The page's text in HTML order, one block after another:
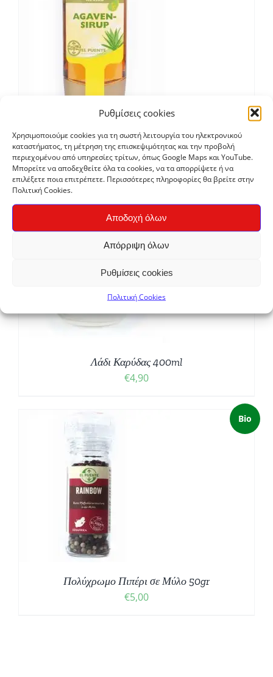
Ρυθμίσεις cookies
Χρησιμοποιούμε cookies για τη σωστή λειτουργία του ηλεκτρονικού
καταστήματος, τη μέτρηση της επισκεψιμότητας και την προβολή
περιεχομένου από υπηρεσίες τρίτων, όπως Google Maps και YouTube.
Μπορείτε να αποδεχθείτε όλα τα cookies, να τα απορρίψετε ή να
επιλέξετε ποια επιτρέπετε. Περισσότερες πληροφορίες θα βρείτε στην
Πολιτική Cookies.
Αποδοχή όλων
Απόρριψη όλων
Ρυθμίσεις cookies
Πολιτική Cookies
Σιρόπι Αγαύης 250gr
€4,90
Λάδι Καρύδας 400ml
€4,90
Bio
Πολύχρωμο Πιπέρι σε Μύλο 50gr
€5,00